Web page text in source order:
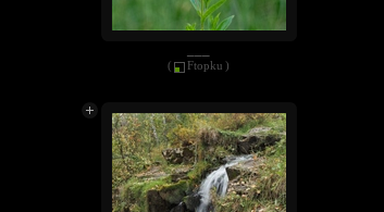
( Ftopku )